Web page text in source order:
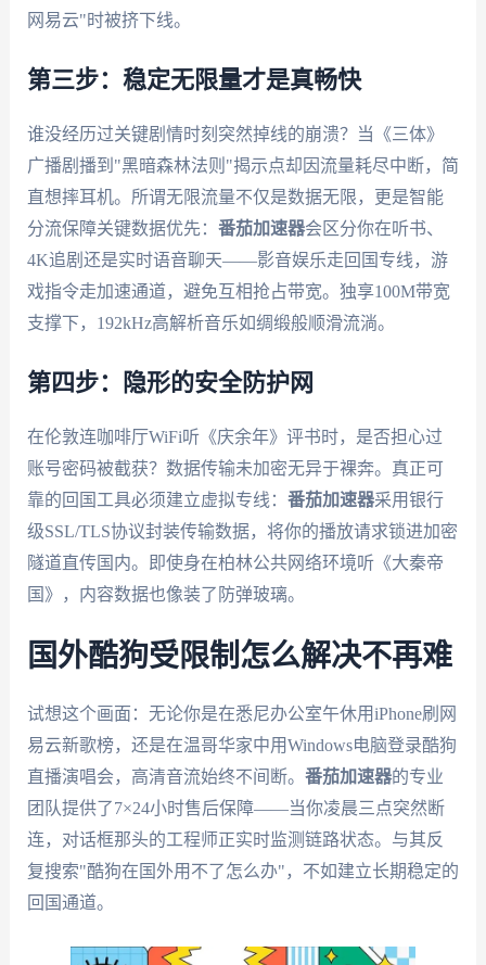
网易云"时被挤下线。
第三步：稳定无限量才是真畅快
谁没经历过关键剧情时刻突然掉线的崩溃？当《三体》
广播剧播到"黑暗森林法则"揭示点却因流量耗尽中断，简
直想摔耳机。所谓无限流量不仅是数据无限，更是智能
分流保障关键数据优先： 番茄加速器会区分你在听书、
4K追剧还是实时语音聊天——影音娱乐走回国专线，游
戏指令走加速通道，避免互相抢占带宽。独享100M带宽
支撑下，192kHz高解析音乐如绸缎般顺滑流淌。
第四步：隐形的安全防护网
在伦敦连咖啡厅WiFi听《庆余年》评书时，是否担心过
账号密码被截获？数据传输未加密无异于裸奔。真正可
靠的回国工具必须建立虚拟专线： 番茄加速器采用银行
级SSL/TLS协议封装传输数据，将你的播放请求锁进加密
隧道直传国内。即使身在柏林公共网络环境听《大秦帝
国》，内容数据也像装了防弹玻璃。
国外酷狗受限制怎么解决不再难
试想这个画面：无论你是在悉尼办公室午休用iPhone刷网
易云新歌榜，还是在温哥华家中用Windows电脑登录酷狗
直播演唱会，高清音流始终不间断。 番茄加速器的专业
团队提供了7×24小时售后保障——当你凌晨三点突然断
连，对话框那头的工程师正实时监测链路状态。与其反
复搜索"酷狗在国外用不了怎么办"，不如建立长期稳定的
回国通道。